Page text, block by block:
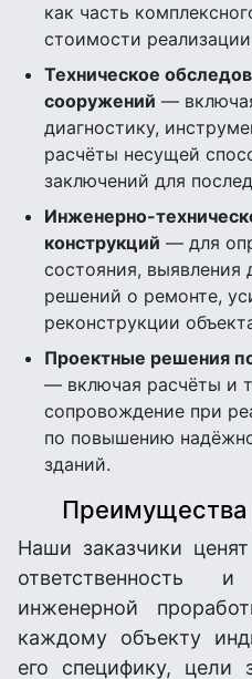
как часть
стоимости
Техническое
сооружений —
диагностику,
расчёты несущей
заключений для
Инженерно-
конструкций — для
состояния, выявления
решений о ремонте,
реконструкции
Проектные решения
— включая расчёты и
сопровождение при
по повышению
зданий.
Наши заказчики
ответственность
инженерной
каждому объекту
его специфику, цели